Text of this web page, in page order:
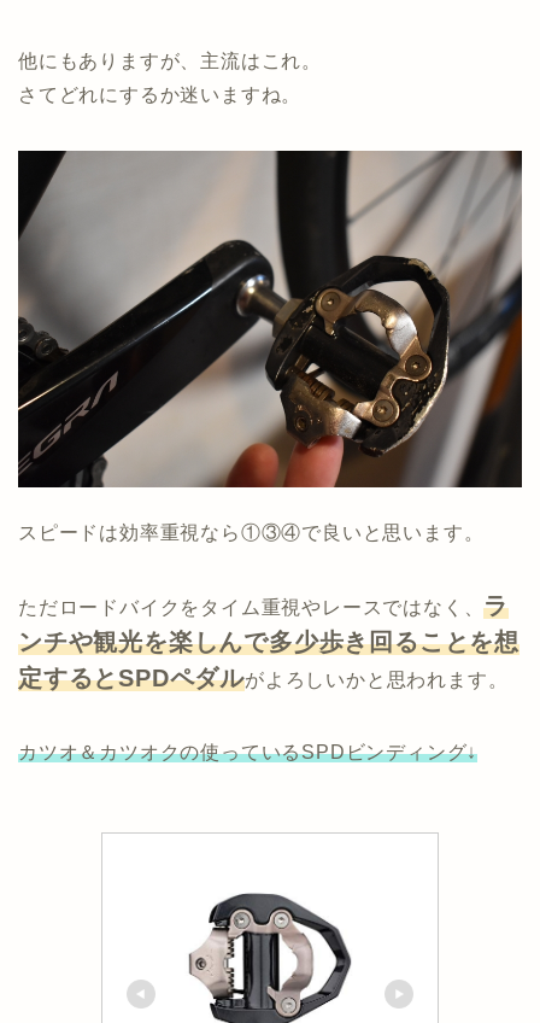
他にもありますが、主流はこれ。
さてどれにするか迷いますね。
スピードは効率重視なら①③④で良いと思います。
ただロードバイクをタイム重視やレースではなく、ラ
ンチや観光を楽しんで多少歩き回ることを想
定するとSPDペダルがよろしいかと思われます。
カツオ＆カツオクの使っているSPDビンディング↓